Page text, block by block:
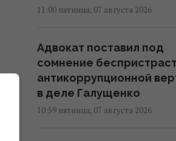
11:00 пятница, 07 августа 2026
Адвокат поставил под
сомнение
антикоррупционной
в деле Галущенко
10:59 пятница, 07 августа 2026